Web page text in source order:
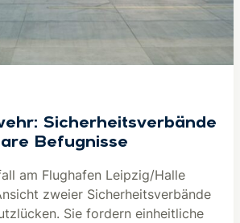
Sicherheitsverbände
Befugnisse
am Flughafen Leipzig/Halle
zweier Sicherheitsverbände
Sie fordern einheitliche